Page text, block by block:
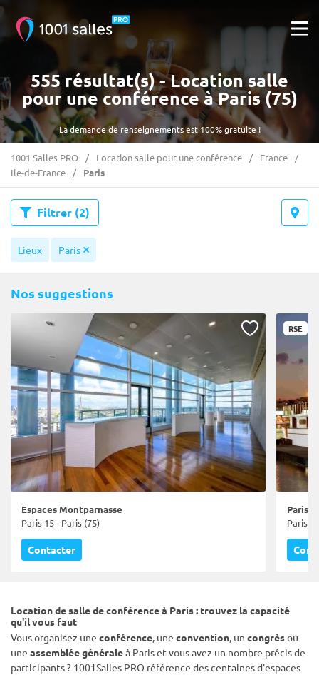
La demande de renseignements est 100% gratuite !
555 résultat(s) - Location salle
pour une conférence à Paris (75)
1001 Salles PRO Location salle pour une conférence
France
Ile-de-France
Paris
Filtrer (2)
Lieux Paris
Nos suggestions
Espaces Montparnasse
Paris 15 - Paris (75)
Contacter
RSE
Paris
Paris
Location de salle de conférence à Paris : trouvez la capacité
qu'il vous faut
Vous organisez une conférence, une convention, un congrèsou
une assemblée généraleà Paris et vous avez un nombre précis de
participants ? 1001Salles PRO référence des centaines d'espaces